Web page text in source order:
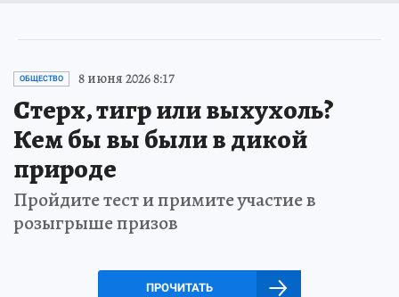
ОБЩЕСТВО 8 июня 2026 8:17
Стерх, тигр или выхухоль?
Кем бы вы были в дикой
природе
Пройдите тест и примите участие в
розыгрыше призов
ПРОЧИТАТЬ